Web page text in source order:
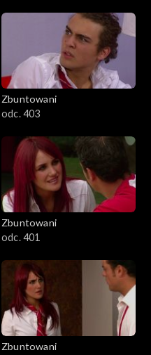
Zbuntowani
odc. 403
Zbuntowani
odc. 401
Zbuntowani